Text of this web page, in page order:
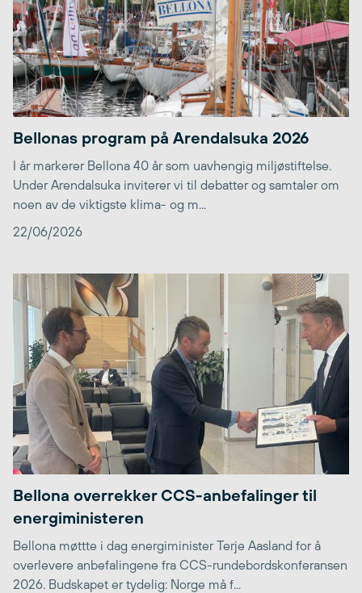
Bellonas program på Arendalsuka 2026
I år markerer Bellona 40 år som uavhengig miljøstiftelse.
Under Arendalsuka inviterer vi til debatter og samtaler om
noen av de viktigste klima- og m...
22/06/2026
Bellona overrekker CCS-anbefalinger til
energiministeren
Bellona møttte i dag energiminister Terje Aasland for å
overlevere anbefalingene fra CCS-rundebordskonferansen
2026. Budskapet er tydelig: Norge må f...